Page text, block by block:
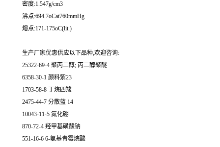
密度:1.547g/cm3
沸点:694.7oCat760mmHg
熔点:171-175oC(lit.)
生产厂家优惠供应以下品种,欢迎咨询:
25322-69-4 聚丙二醇; 丙二醇聚醚
6358-30-1 颜料紫23
1703-58-8 丁烷四羧
2475-44-7 分散蓝 14
10043-11-5 氮化硼
870-72-4 羟甲基磺酸钠
551-16-6 6-氨基青霉烷酸